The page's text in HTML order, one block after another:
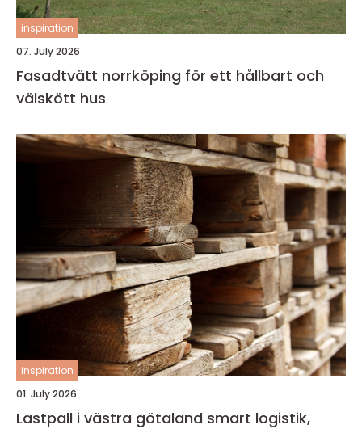
inspiration
07. July 2026
Fasadtvätt norrköping för ett hållbart och
välskött hus
inspiration
01. July 2026
Lastpall i västra götaland smart logistik,